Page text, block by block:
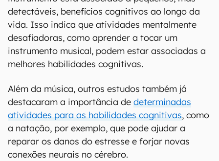
detectáveis, benefícios cognitivos ao longo da
vida. Isso indica que atividades mentalmente
desafiadoras, como aprender a tocar um
instrumento musical, podem estar associadas a
melhores habilidades cognitivas.
Além da música, outros estudos também já
destacaram a importância de determinadas
atividades para as habilidades cognitivas, como
a natação, por exemplo, que pode ajudar a
reparar os danos do estresse e forjar novas
conexões neurais no cérebro.